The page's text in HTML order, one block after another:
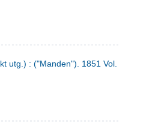
utg.) : ("Manden"). 1851 Vol. 2 Nr. 6